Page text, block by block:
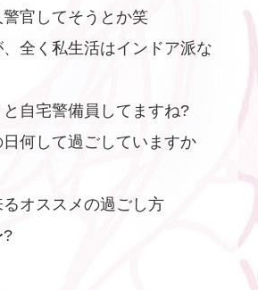
官してそうとか笑
全く私生活はインドア派な
自宅警備員してますね?
何して過ごしていますか
オススメの過ごし方
?